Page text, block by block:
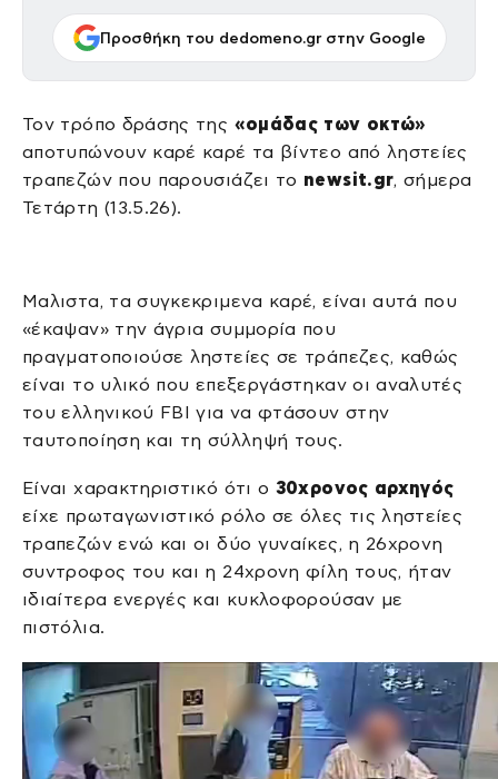
Προσθήκη του dedomeno.gr στην Google
Τον τρόπο δράσης της «ομάδας των οκτώ»
αποτυπώνουν καρέ καρέ τα βίντεο από ληστείες
τραπεζών που παρουσιάζει το newsit.gr, σήμερα
Τετάρτη (13.5.26).
Μαλιστα, τα συγκεκριμενα καρέ, είναι αυτά που
«έκαψαν» την άγρια συμμορία που
πραγματοποιούσε ληστείες σε τράπεζες, καθώς
είναι το υλικό που επεξεργάστηκαν οι αναλυτές
του ελληνικού FBI για να φτάσουν στην
ταυτοποίηση και τη σύλληψή τους.
Είναι χαρακτηριστικό ότι ο 30χρονος αρχηγός
είχε πρωταγωνιστικό ρόλο σε όλες τις ληστείες
τραπεζών ενώ και οι δύο γυναίκες, η 26χρονη
συντροφος του και η 24χρονη φίλη τους, ήταν
ιδιαίτερα ενεργές και κυκλοφορούσαν με
πιστόλια.